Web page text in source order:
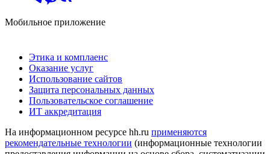
Мобильное приложение
Этика и комплаенс
Оказание услуг
Использование сайтов
Защита персональных данных
Пользовательское соглашение
ИТ аккредитация
На информационном ресурсе hh.ru применяются
рекомендательные технологии (информационные технологии